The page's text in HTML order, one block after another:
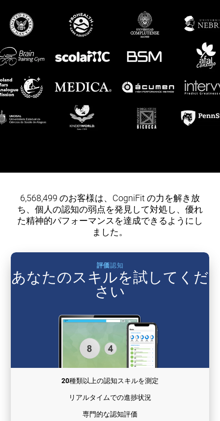
6,568,499 のお客様は、CogniFit の力を解き放
ち、個人の認知の弱点を発見して対処し、優れ
た精神的パフォーマンスを達成できるようにし
ました。
評価認知
あなたのスキルを試してくだ
さい
20種類以上の認知スキルを測定
リアルタイムでの進捗状況
専門的な認知評価